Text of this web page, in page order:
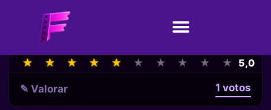
★
★ ★
★ ★
★ ★
★ ★
★ ★
★ ★
★ ★
★ ★
★ ★
★ 5,0
✎ Valorar 1 votos